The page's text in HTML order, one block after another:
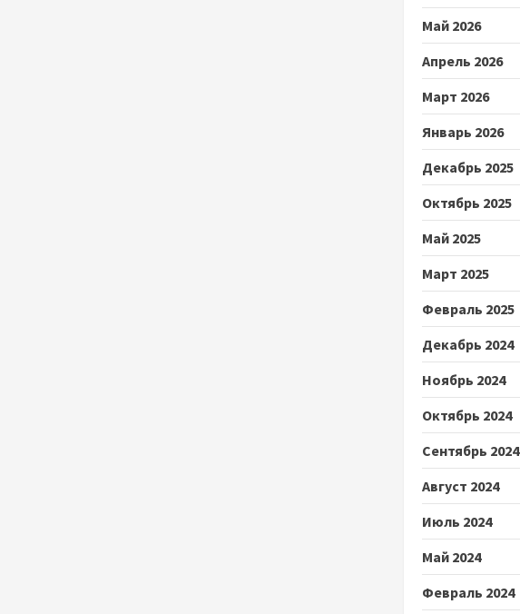
Май 2026
Апрель 2026
Март 2026
Январь 2026
Декабрь 2025
Октябрь 2025
Май 2025
Март 2025
Февраль 2025
Декабрь 2024
Ноябрь 2024
Октябрь 2024
Сентябрь 2024
Август 2024
Июль 2024
Май 2024
Февраль 2024